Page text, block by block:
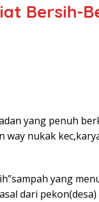
Bersih-
yang penuh
nukak
yang
dari pekon(desa)